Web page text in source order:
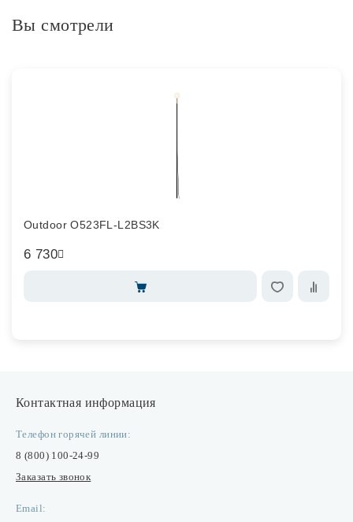
Вы смотрели
Outdoor O523FL-L2BS3K
6 730
Контактная информация
Телефон горячей линии:
8 (800) 100-24-99
Заказать звонок
Email: